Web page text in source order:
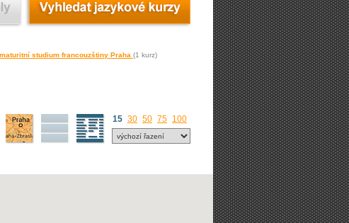
studium francouzštiny Praha (1 kurz)
15 30 50 75 100